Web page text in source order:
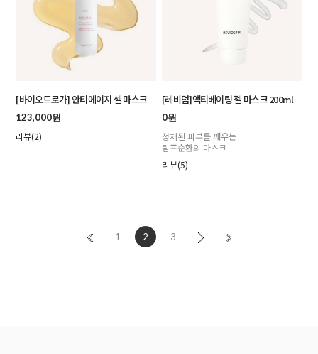
[바이오드로가] 안티에이지 셀 마스크
123,000원
리뷰(2)
[레비덤]액티베이팅 젤 마스크 200ml
0원
정체된 피부를 깨우는
림프순환의 마스크
리뷰(5)
1 2 3